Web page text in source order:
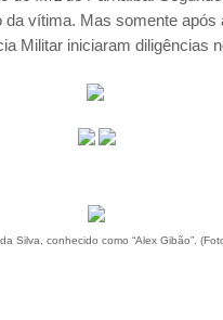
vítima. Mas somente após
Militar iniciaram diligências
Silva, conhecido como “Alex Gibão”.